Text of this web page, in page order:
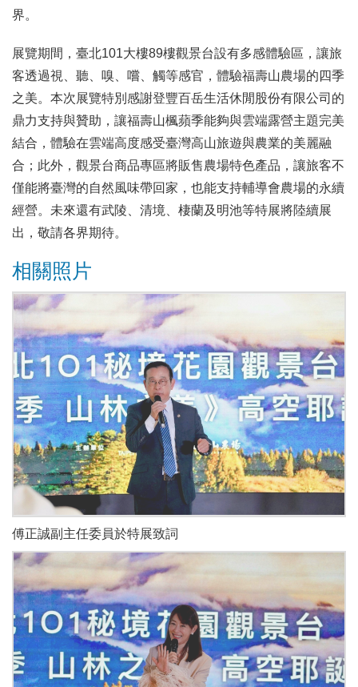
界。
展覽期間，臺北101大樓89樓觀景台設有多感體驗區，讓旅
客透過視、聽、嗅、嚐、觸等感官，體驗福壽山農場的四季
之美。本次展覽特別感謝登豐百岳生活休閒股份有限公司的
鼎力支持與贊助，讓福壽山楓蘋季能夠與雲端露營主題完美
結合，體驗在雲端高度感受臺灣高山旅遊與農業的美麗融
合；此外，觀景台商品專區將販售農場特色產品，讓旅客不
僅能將臺灣的自然風味帶回家，也能支持輔導會農場的永續
經營。未來還有武陵、清境、棲蘭及明池等特展將陸續展
出，敬請各界期待。
相關照片
傅正誠副主任委員於特展致詞